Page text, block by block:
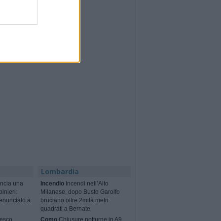
una
a
Lombardia
Incendio Incendi nell’Alto
Milanese, dopo Busto Garolfo
bruciano oltre 2mila metri
quadrati a Bernate